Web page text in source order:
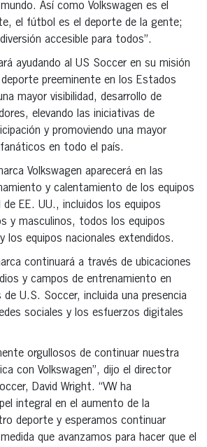
Así como Volkswagen es el
el fútbol es el deporte de la gente;
accesible para todos”.
ayudando al US Soccer en su misión
preeminente en los Estados
mayor visibilidad, desarrollo de
elevando las iniciativas de
y promoviendo una mayor
en todo el país.
Volkswagen aparecerá en las
y calentamiento de los equipos
EE. UU., incluidos los equipos
y masculinos, todos los equipos
los equipos nacionales extendidos.
continuará a través de ubicaciones
y campos de entrenamiento en
U.S. Soccer, incluida una presencia
sociales y los esfuerzos digitales
orgullosos de continuar nuestra
con Volkswagen”, dijo el director
David Wright. “VW ha
integral en el aumento de la
deporte y esperamos continuar
que avanzamos para hacer que el